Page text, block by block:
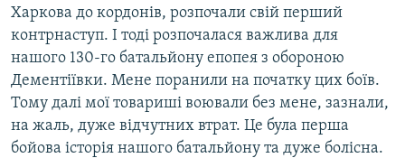
Харкова до кордонів, розпочали свій перший
контрнаступ. І тоді розпочалася важлива для
нашого 130-го батальйону епопея з обороною
Дементіївки. Мене поранили на початку цих боїв.
Тому далі мої товариші воювали без мене, зазнали,
на жаль, дуже відчутних втрат. Це була перша
бойова історія нашого батальйону та дуже болісна.